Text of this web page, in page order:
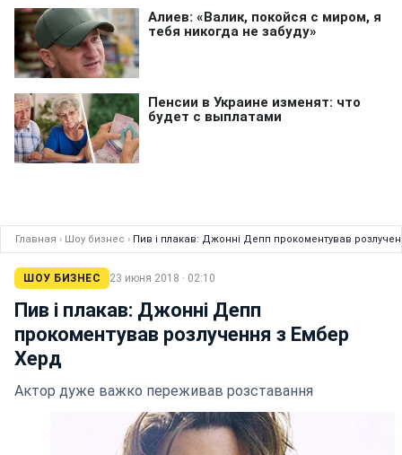
Главная › Шоу бизнес › Пив і плакав: Джонні Депп прокоментував
ШОУ БИЗНЕС 23 июня 2018 · 02:10
Пив і плакав: Джонні Депп
прокоментував розлучення з Ембер
Херд
Актор дуже важко переживав розставання